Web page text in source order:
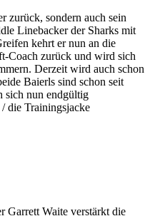
zurück, sondern auch sein
Linebacker der Sharks mit
kehrt er nun an die
Coach zurück und wird sich
Derzeit wird auch schon
Baierls sind schon seit
sich nun endgültig
die Trainingsjacke
Garrett Waite verstärkt die